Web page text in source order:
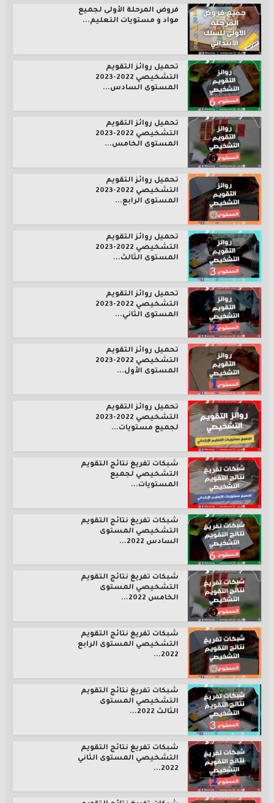
فروض المرحلة الأولى لجميع
مواد و مستويات التعليم...
تحميل روائز التقويم
التشخيصي 2022-2023
المستوى السادس...
تحميل روائز التقويم
التشخيصي 2022-2023
المستوى الخامس...
تحميل روائز التقويم
التشخيصي 2022-2023
المستوى الرابع...
تحميل روائز التقويم
التشخيصي 2022-2023
المستوى الثالث...
تحميل روائز التقويم
التشخيصي 2022-2023
المستوى الثاني...
تحميل روائز التقويم
التشخيصي 2022-2023
المستوى الأول...
تحميل روائز التقويم
التشخيصي 2022-2023
لجميع مستويات...
شبكات تفريغ نتائج التقويم
التشخيصي لجميع
المستويات...
شبكات تفريغ نتائج التقويم
التشخيصي المستوى
السادس 2022...
شبكات تفريغ نتائج التقويم
التشخيصي المستوى
الخامس 2022...
شبكات تفريغ نتائج التقويم
التشخيصي المستوى الرابع
2022...
شبكات تفريغ نتائج التقويم
التشخيصي المستوى
الثالث 2022...
شبكات تفريغ نتائج التقويم
التشخيصي المستوى الثاني
2022...